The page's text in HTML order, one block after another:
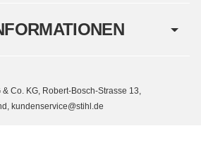
Co. KG, Robert-Bosch-Strasse 13,
kundenservice@stihl.de